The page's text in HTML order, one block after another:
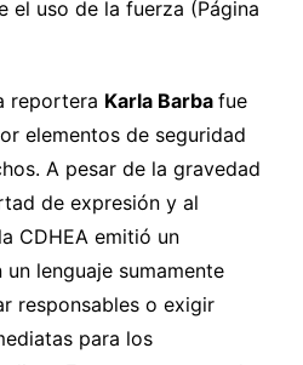
el uso de la fuerza (Página
reportera Karla Barba fue
elementos de seguridad
A pesar de la gravedad
de expresión y al
CDHEA emitió un
lenguaje sumamente
responsables o exigir
para los